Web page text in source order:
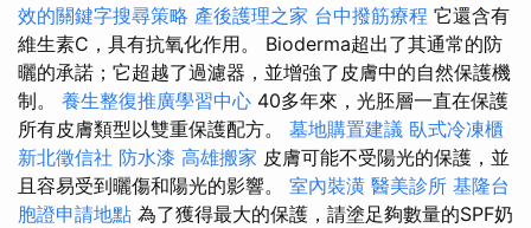
效的關鍵字搜尋策略 產後護理之家 台中撥筋療程 它還含有
維生素C，具有抗氧化作用。 Bioderma超出了其通常的防
曬的承諾；它超越了過濾器，並增強了皮膚中的自然保護機
制。 養生整復推廣學習中心 40多年來，光胚層一直在保護
所有皮膚類型以雙重保護配方。 墓地購置建議 臥式冷凍櫃
新北徵信社 防水漆 高雄搬家 皮膚可能不受陽光的保護，並
且容易受到曬傷和陽光的影響。 室內裝潢 醫美診所 基隆台
胞證申請地點 為了獲得最大的保護，請塗足夠數量的SPF奶